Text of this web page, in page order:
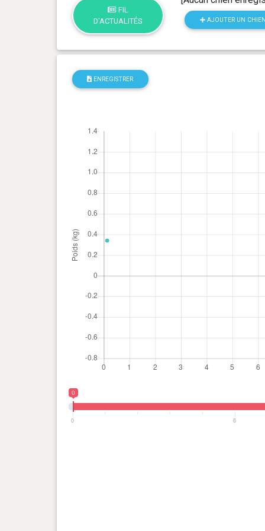
FIL
D'ACTUALITÉS
AJOUTER UN
ENREGISTRER
0
0 6